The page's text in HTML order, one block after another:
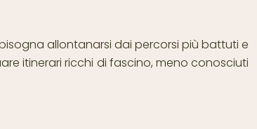
allontanarsi dai percorsi più battuti e
itinerari ricchi di fascino, meno conosciuti